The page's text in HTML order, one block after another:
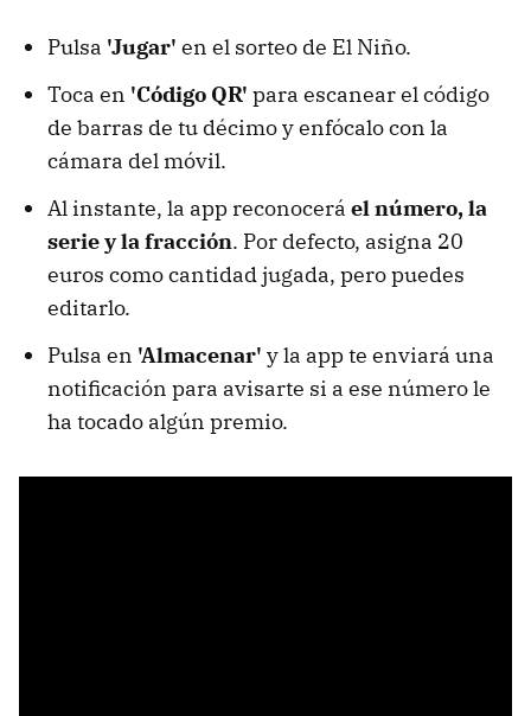
Pulsa 'Jugar' en el sorteo de El Niño.
Toca en 'Código QR' para escanear el código
de barras de tu décimo y enfócalo con la
cámara del móvil.
Al instante, la app reconocerá el número, la
serie y la fracción. Por defecto, asigna 20
euros como cantidad jugada, pero puedes
editarlo.
Pulsa en 'Almacenar' y la app te enviará una
notificación para avisarte si a ese número le
ha tocado algún premio.